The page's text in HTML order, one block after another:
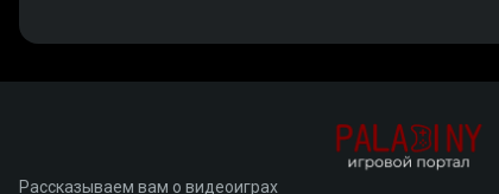
Рассказываем вам о видеоиграх